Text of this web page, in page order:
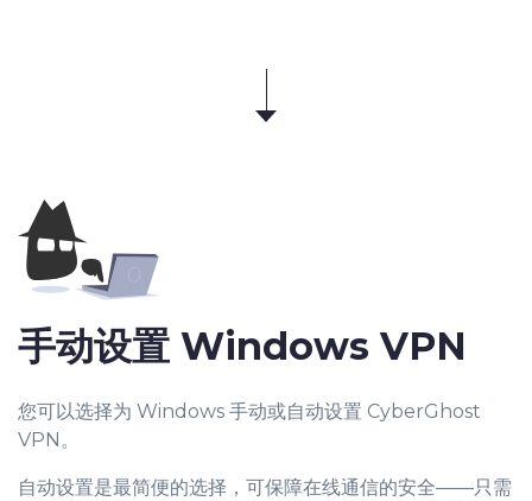
手动设置 Windows VPN
您可以选择为 Windows 手动或自动设置 CyberGhost
VPN。
自动设置是最简便的选择，可保障在线通信的安全——只需